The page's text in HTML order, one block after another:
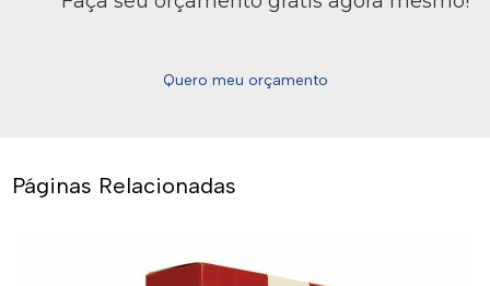
Quero meu orçamento
Páginas Relacionadas